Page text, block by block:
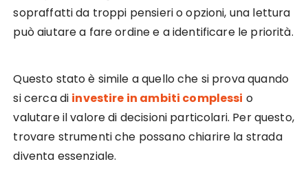
sopraffatti da troppi pensieri o opzioni, una lettura
può aiutare a fare ordine e a identificare le priorità.
Questo stato è simile a quello che si prova quando
si cerca di investire in ambiti complessi o
valutare il valore di decisioni particolari. Per questo,
trovare strumenti che possano chiarire la strada
diventa essenziale.